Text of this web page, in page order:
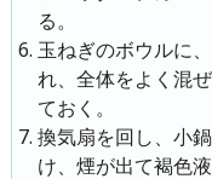
る。
玉ねぎのボウルに
れ、全体をよく混
ておく。
換気扇を回し、小
け、煙が出て褐色